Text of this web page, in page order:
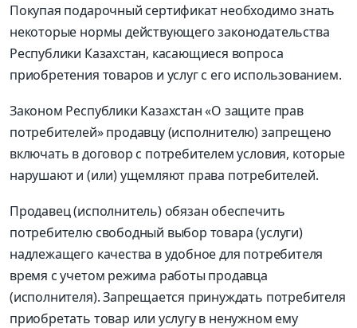
Покупая подарочный сертификат необходимо знать
некоторые нормы действующего законодательства
Республики Казахстан, касающиеся вопроса
приобретения товаров и услуг с его использованием.
Законом Республики Казахстан «О защите прав
потребителей» продавцу (исполнителю) запрещено
включать в договор с потребителем условия, которые
нарушают и (или) ущемляют права потребителей.
Продавец (исполнитель) обязан обеспечить
потребителю свободный выбор товара (услуги)
надлежащего качества в удобное для потребителя
время с учетом режима работы продавца
(исполнителя). Запрещается принуждать потребителя
приобретать товар или услугу в ненужном ему